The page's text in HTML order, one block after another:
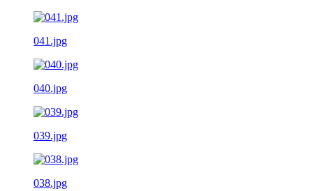
041.jpg
040.jpg
039.jpg
038.jpg